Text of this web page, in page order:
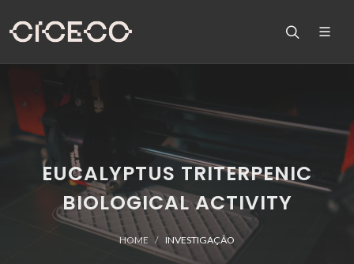
EUCALYPTUS TRITERPENIC
BIOLOGICAL ACTIVITY
HOME INVESTIGAÇÃO